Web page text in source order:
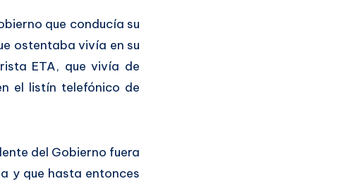
que conducía su
ostentaba vivía en su
ETA, que vivía de
el listín telefónico de
del Gobierno fuera
y que hasta entonces